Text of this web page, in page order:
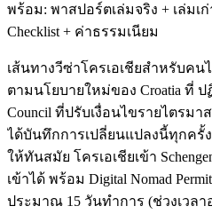
พร้อม: พาสปอร์ตเล่มจริง + เล่มเ
Checklist + ค่าธรรมเนียม
เส้นทางวีซ่าโครเอเชียสำหรับคน
ตามนโยบายใหม่ของ Croatia ที่ ป
Council ที่ปรับเงื่อนไขรายไตรมาส
ได้บันทึกการเปลี่ยนแปลงนี้ทุกครั้ง
ให้ทันสมัย โครเอเชียเข้า
เข้าได้ พร้อม Digital Nomad
ประมาณ 15 วันทำการ (ช่วงเวล